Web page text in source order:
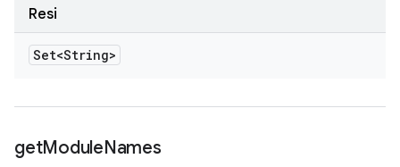
Resi
Set<String>
getModuleNames